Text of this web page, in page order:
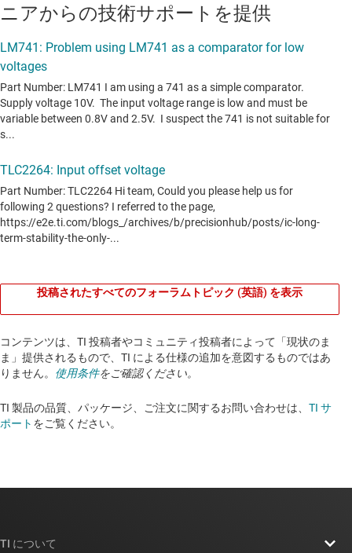
ニアからの技術サポートを提供
投稿されたすべてのフォーラムトピック (英語) を表示
コンテンツは、TI 投稿者やコミュニティ投稿者によって「現状のま
ま」提供されるもので、TI による仕様の追加を意図するものではあ
りません。 使用条件をご確認ください。
TI 製品の品質、パッケージ、ご注文に関するお問い合わせは、 TI サ
ポート をご覧ください。​​​​​​​​​​​​​​
TI について